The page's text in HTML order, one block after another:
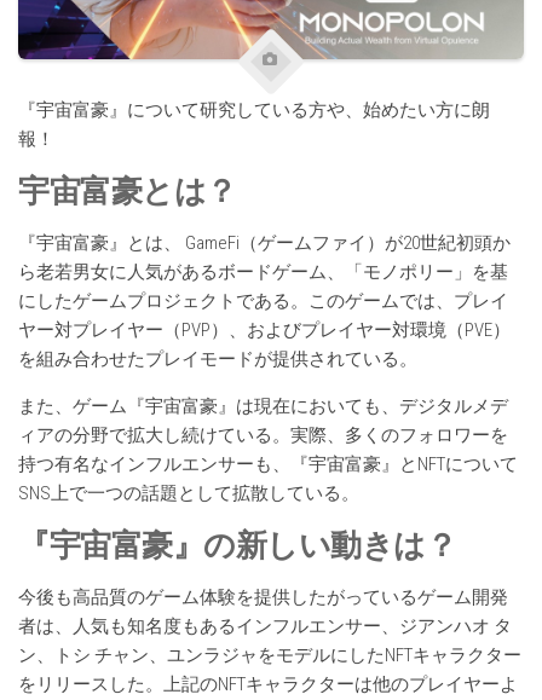
『宇宙富豪』について研究している方や、始めたい方に朗
報！
宇宙富豪とは？
『宇宙富豪』とは、 GameFi（ゲームファイ）が20世紀初頭か
ら老若男女に人気があるボードゲーム、「モノポリー」を基
にしたゲームプロジェクトである。このゲームでは、プレイ
ヤー対プレイヤー（PVP）、およびプレイヤー対環境（PVE）
を組み合わせたプレイモードが提供されている。
また、ゲーム『宇宙富豪』は現在においても、デジタルメデ
ィアの分野で拡大し続けている。実際、多くのフォロワーを
持つ有名なインフルエンサーも、『宇宙富豪』とNFTについて
SNS上で一つの話題として拡散している。
『宇宙富豪』の新しい動きは ？
今後も高品質のゲーム体験を提供したがっているゲーム開発
者は、人気も知名度もあるインフルエンサー、ジアンハオ タ
ン、トシ チャン、ユンラジャをモデルにしたNFTキャラクター
をリリースした。上記のNFTキャラクターは他のプレイヤーよ